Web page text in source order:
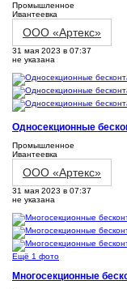
Промышленное
Ивантеевка
ООО «Артекс»
31 мая 2023 в 07:37
не указана
Односекционные
Промышленное
Ивантеевка
ООО «Артекс»
31 мая 2023 в 07:37
не указана
Ещё 1 фото
Многосекционные